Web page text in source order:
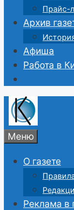
Прайс-
Архив
Афиша
Работа в
Меню
О газете
Реклама в